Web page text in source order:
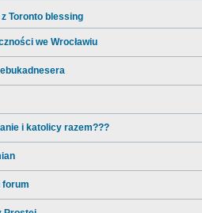
Toronto blessing
we Wrocławiu
i katolicy razem???
forum